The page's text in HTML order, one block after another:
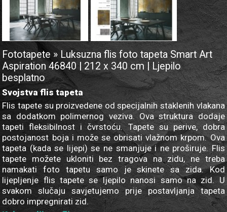
Fototapete » Luksuzna flis foto tapeta Smart Art
Aspiration 46840 | 212 x 340 cm | Ljepilo
besplatno
Svojstva flis tapeta
Flis tapete su proizvedene od specijalnih staklenih vlakana
sa dodatkom polimernog veziva. Ova struktura dodaje
tapeti fleksibilnost i čvrstoću. Tapete su perive, dobra
postojanost boja i može se obrisati vlažnom krpom. Ova
tapeta (kada se lijepi) se ne smanjuje i ne proširuje. Flis
tapete možete ukloniti bez tragova na zidu, ne treba
namakati foto tapetu samo je skinete sa zida. Kod
lijepljenje flis tapete se ljepilo nanosi samo na zid. U
svakom slučaju savjetujemo prije postavljanja tapeta
dobro impregnirati zid.